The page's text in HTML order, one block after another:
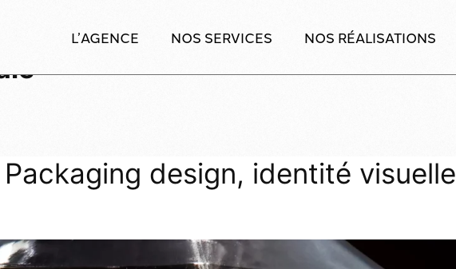
L’AGENCE NOS SERVICES NOS RÉALISATIONS
design, identité visuelle